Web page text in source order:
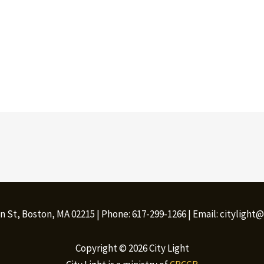
St, Boston, MA 02215 | Phone: 617-299-1266 | Email:
Copyright © 2026 City Light